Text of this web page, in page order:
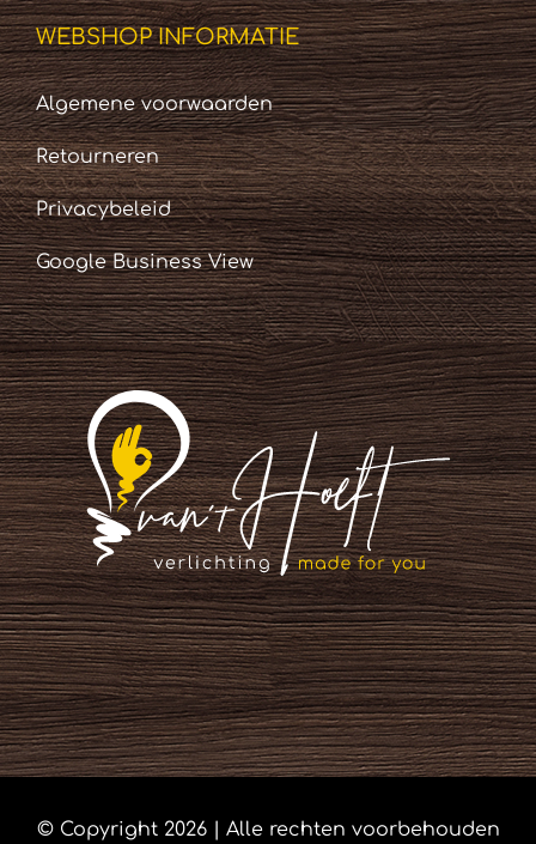
WEBSHOP INFORMATIE
Algemene voorwaarden
Retourneren
Privacybeleid
Google Business View
© Copyright 2026 | Alle rechten voorbehouden